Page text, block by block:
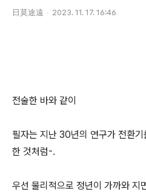
日莫途遠 2023. 11. 17. 16:46
전술한 바와 같이
필자는 지난 30년의 연구가 전환기
한 것처럼-.
우선 물리적으로 정년이 가까와 지